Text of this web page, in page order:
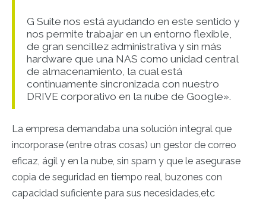
G Suite nos está ayudando en este sentido y
nos permite trabajar en un entorno flexible,
de gran sencillez administrativa y sin más
hardware que una NAS como unidad central
de almacenamiento, la cual está
continuamente sincronizada con nuestro
DRIVE corporativo en la nube de Google».
La empresa demandaba una solución integral que
incorporase (entre otras cosas) un gestor de correo
eficaz, ágil y en la nube, sin spam y que le asegurase
copia de seguridad en tiempo real, buzones con
capacidad suficiente para sus necesidades,etc